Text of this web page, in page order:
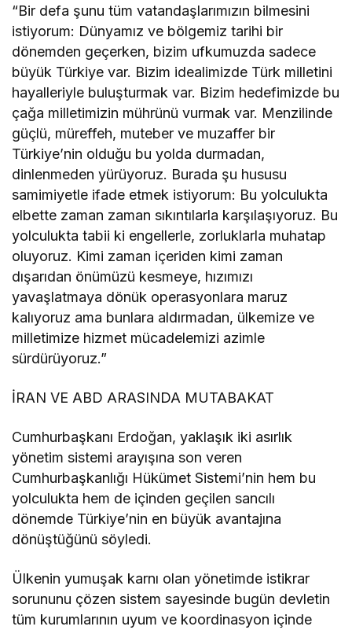
“Bir defa şunu tüm vatandaşlarımızın bilmesini
istiyorum: Dünyamız ve bölgemiz tarihi bir
dönemden geçerken, bizim ufkumuzda sadece
büyük Türkiye var. Bizim idealimizde Türk milletini
hayalleriyle buluşturmak var. Bizim hedefimizde bu
çağa milletimizin mührünü vurmak var. Menzilinde
güçlü, müreffeh, muteber ve muzaffer bir
Türkiye’nin olduğu bu yolda durmadan,
dinlenmeden yürüyoruz. Burada şu hususu
samimiyetle ifade etmek istiyorum: Bu yolculukta
elbette zaman zaman sıkıntılarla karşılaşıyoruz. Bu
yolculukta tabii ki engellerle, zorluklarla muhatap
oluyoruz. Kimi zaman içeriden kimi zaman
dışarıdan önümüzü kesmeye, hızımızı
yavaşlatmaya dönük operasyonlara maruz
kalıyoruz ama bunlara aldırmadan, ülkemize ve
milletimize hizmet mücadelemizi azimle
sürdürüyoruz.”
İRAN VE ABD ARASINDA MUTABAKAT
Cumhurbaşkanı Erdoğan, yaklaşık iki asırlık
yönetim sistemi arayışına son veren
Cumhurbaşkanlığı Hükümet Sistemi’nin hem bu
yolculukta hem de içinden geçilen sancılı
dönemde Türkiye’nin en büyük avantajına
dönüştüğünü söyledi.
Ülkenin yumuşak karnı olan yönetimde istikrar
sorununu çözen sistem sayesinde bugün devletin
tüm kurumlarının uyum ve koordinasyon içinde